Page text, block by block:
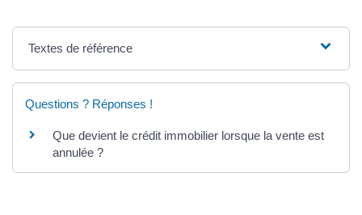
Textes de référence
Questions ? Réponses !
Que devient le crédit immobilier lorsque la vente est
annulée ?